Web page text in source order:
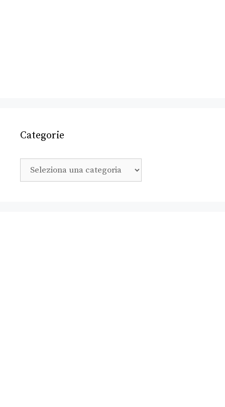
Categorie